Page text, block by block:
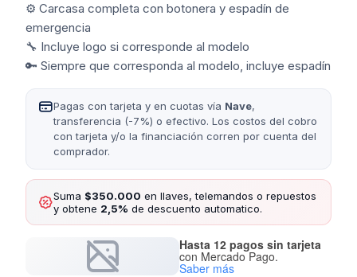
⚙️ Carcasa completa con botonera y espadín de
emergencia
🔧 Incluye logo si corresponde al modelo
🔑 Siempre que corresponda al modelo, incluye espadín
Pagas con tarjeta y en cuotas vía Nave,
transferencia (-7%) o efectivo. Los costos del cobro
con tarjeta y/o la financiación corren por cuenta del
comprador.
Suma $350.000 en llaves, telemandos o repuestos
y obtene 2,5% de descuento automatico.
Hasta 12 pagos sin tarjeta
con Mercado Pago.
Saber más